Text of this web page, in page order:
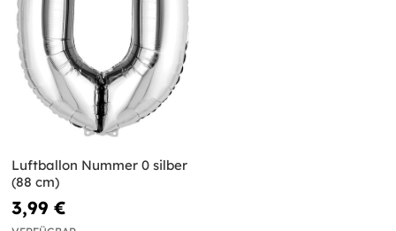
Luftballon Nummer 0 silber
(88 cm)
3,99 €